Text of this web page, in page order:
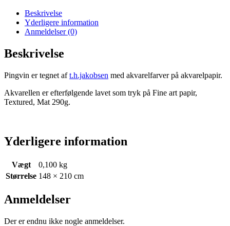
Beskrivelse
Yderligere information
Anmeldelser (0)
Beskrivelse
Pingvin er tegnet aft.h.jakobsen med akvarelfarver på akvarelpapir.
Akvarellen er efterfølgende lavet som tryk på Fine art papir,
Textured, Mat 290g.
Yderligere information
Vægt
0,100 kg
Størrelse 148 × 210 cm
Anmeldelser
Der er endnu ikke nogle anmeldelser.